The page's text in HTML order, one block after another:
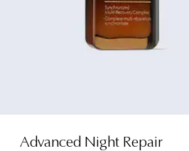
Advanced Night Repair